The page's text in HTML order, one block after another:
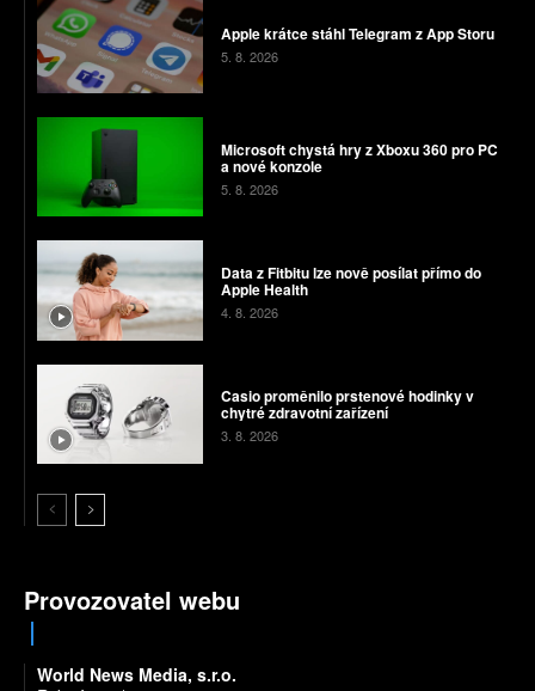
Apple krátce stáhl Telegram z App Storu
5. 8. 2026
Microsoft chystá hry z Xboxu 360 pro PC
a nové konzole
5. 8. 2026
Data z Fitbitu lze nově posílat přímo do
Apple Health
4. 8. 2026
Casio proměnilo prstenové hodinky v
chytré zdravotní zařízení
3. 8. 2026
Provozovatel webu
World News Media, s.r.o.